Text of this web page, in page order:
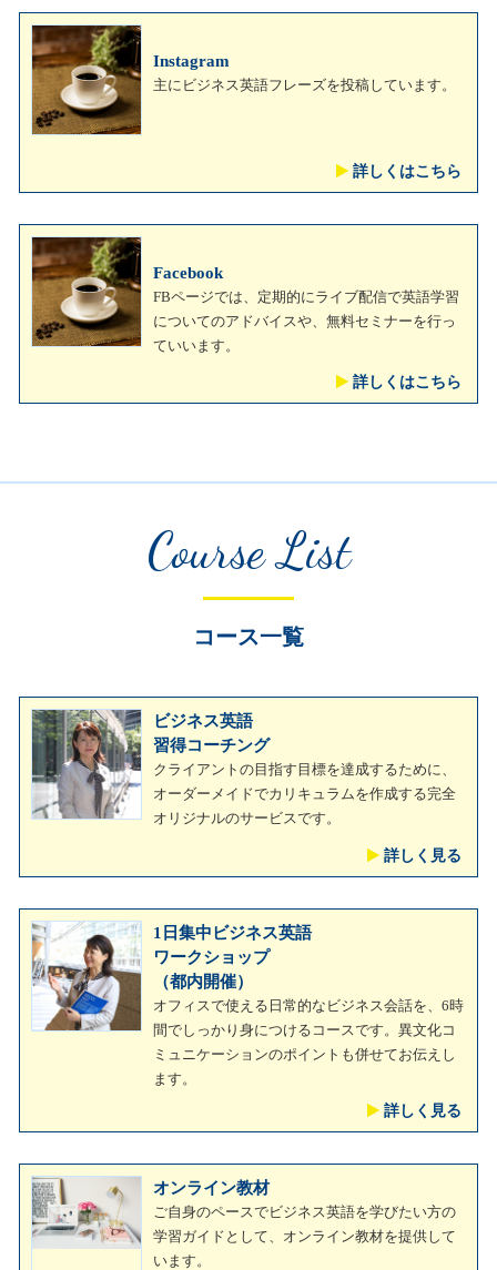
Instagram
主にビジネス英語フレーズを投稿しています。
詳しくはこちら
Facebook
FBページでは、定期的にライブ配信で英語学習
についてのアドバイスや、無料セミナーを行っ
ていいます。
詳しくはこちら
Course List
コース一覧
ビジネス英語
習得コーチング
クライアントの目指す目標を達成するために、
オーダーメイドでカリキュラムを作成する完全
オリジナルのサービスです。
詳しく見る
1日集中ビジネス英語
ワークショップ
（都内開催）
オフィスで使える日常的なビジネス会話を、6時
間でしっかり身につけるコースです。異文化コ
ミュニケーションのポイントも併せてお伝えし
ます。
詳しく見る
オンライン教材
ご自身のペースでビジネス英語を学びたい方の
学習ガイドとして、オンライン教材を提供して
います。